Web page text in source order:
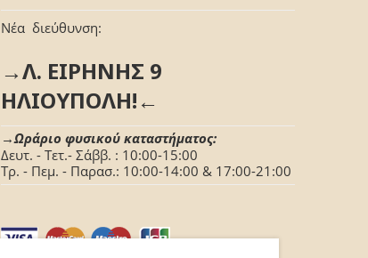
Νέα διεύθυνση:
→Λ. ΕΙΡΗΝΗΣ 9
ΗΛΙΟΥΠΟΛΗ!←
→Ωράριο φυσικού καταστήματος:
Δευτ. - Τετ.- Σάββ. : 10:00-15:00
Τρ. - Πεμ. - Παρασ.: 10:00-14:00 & 17:00-21:00